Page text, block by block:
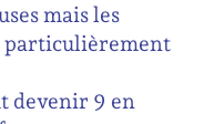
mais les
devenir 9 en